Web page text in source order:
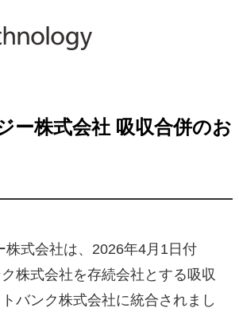
ー株式会社 吸収合併のお
株式会社は、2026年4月1日付
株式会社を存続会社とする吸収
バンク株式会社に統合されまし